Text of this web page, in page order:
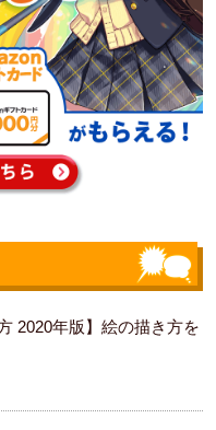
2020年版】絵の描き方を